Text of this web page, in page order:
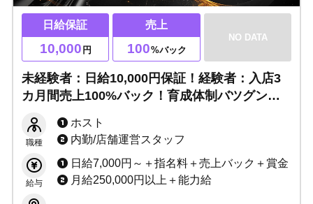
日給保証
10,000 円
売上
100%バック
NO DATA
未経験者：日給10,000円保証！経験者：入店3
カ月間売上100%バック！育成体制バツグン◎
く毎日楽しく働けます！
職種
ホスト
内勤/店舗運営スタッフ
給与
日給7,000円～＋指名料＋売上バック＋賞金
月給250,000円以上＋能力給